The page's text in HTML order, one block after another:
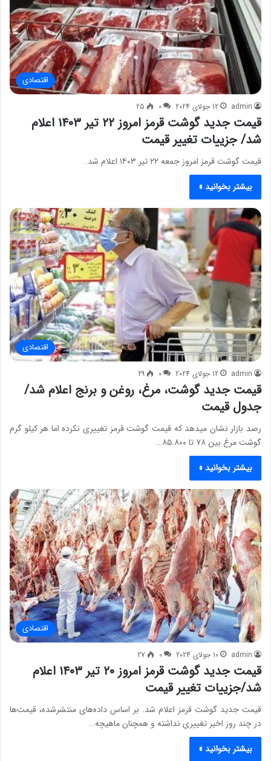
اقتصادی
admin 12 جولای 2024 0
25
قیمت جدید گوشت قرمز امروز ۲۲ تیر ۱۴۰۳ اعلام
شد/ جزییات تغییر قیمت
قیمت گوشت قرمز امروز جمعه ۲۲ تیر ۱۴۰۳ اعلام شد.
بیشتر بخوانید »
اقتصادی
admin 12 جولای 2024 0
29
قیمت جدید گوشت، مرغ، روغن و برنج اعلام شد/
جدول قیمت
رصد بازار نشان میدهد که قیمت گوشت قرمز تغییری نکرده اما هر کیلو گرم
گوشت مرغ بین ۷۸ تا ۸۵.۸۰۰…
بیشتر بخوانید »
اقتصادی
admin 10 جولای 2024 0
27
قیمت جدید گوشت قرمز امروز ۲۰ تیر ۱۴۰۳ اعلام
شد/جزییات تغییر قیمت
قیمت جدید گوشت قرمز اعلام شد. بر اساس داده‌های منتشرشده، قیمت‌ها
در چند روز اخیر تغییری نداشته و همچنان ماهیچه…
بیشتر بخوانید »